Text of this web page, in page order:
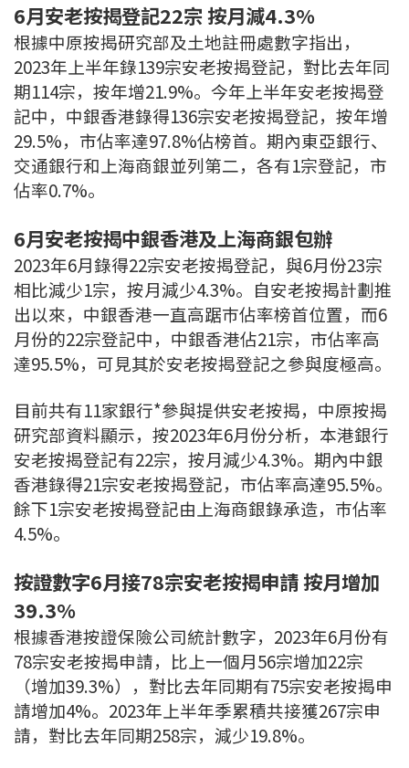
聯絡方法
網上申請按揭轉介
條款及細則
私隱政策
本網頁所提供資料僅作參考用途。
若因錯漏而引致任何不便或損失，中原按揭概不負責。
本網站採用無障礙網頁設計，如有任何問題，可查詢：
2889 2886 / cmb@mail.centanet.com
中原地產 | 網上搵樓 |
中原工商舖
© 2026 中原按揭經紀有限公司 Centaline Mortgage Broker Limited 版權所有
6月安老按揭登記22宗 按月減4.3%
根據中原按揭研究部及土地註冊處數字指出，
2023年上半年錄139宗安老按揭登記，對比去年同
期114宗，按年增21.9%。今年上半年安老按揭登
記中，中銀香港錄得136宗安老按揭登記，按年增
29.5%，市佔率達97.8%佔榜首。期內東亞銀行、
交通銀行和上海商銀並列第二，各有1宗登記，市
佔率0.7%。
6月安老按揭中銀香港及上海商銀包辦
2023年6月錄得22宗安老按揭登記，與6月份23宗
相比減少1宗，按月減少4.3%。自安老按揭計劃推
出以來，中銀香港一直高踞巿佔率榜首位置，而6
月份的22宗登記中，中銀香港佔21宗，市佔率高
達95.5%，可見其於安老按揭登記之參與度極高。
目前共有11家銀行*參與提供安老按揭，中原按揭
研究部資料顯示，按2023年6月份分析，本港銀行
安老按揭登記有22宗，按月減少4.3%。期內中銀
香港錄得21宗安老按揭登記，市佔率高達95.5%。
餘下1宗安老按揭登記由上海商銀錄承造，巿佔率
4.5%。
按證數字6月接78宗安老按揭申請 按月增加
39.3%
根據香港按證保險公司統計數字，2023年6月份有
78宗安老按揭申請，比上一個月56宗增加22宗
（增加39.3%），對比去年同期有75宗安老按揭申
請增加4%。2023年上半年季累積共接獲267宗申
請，對比去年同期258宗，減少19.8%。